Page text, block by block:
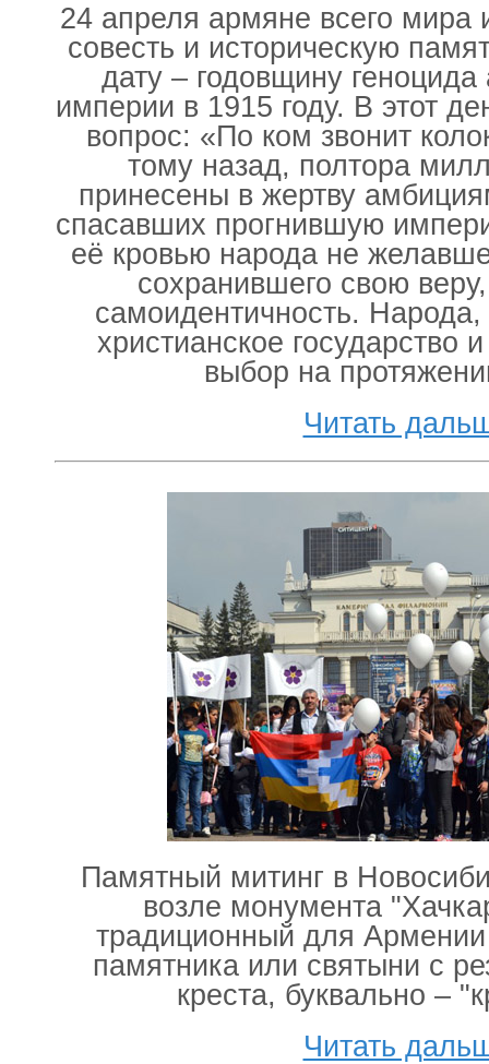
24 апреля армяне всего мира
совесть и историческую
дату – годовщину
империи в 1915 году. В этот
вопрос: «По ком звонит
тому назад, полтора
принесены в жертву
спасавших прогнившую
её кровью народа не
сохранившего свою
самоидентичность.
христианское государство
выбор на
Читать
Памятный митинг в
возле монумента
традиционный для Армении
памятника или святыни с
креста, буквально –
Читать